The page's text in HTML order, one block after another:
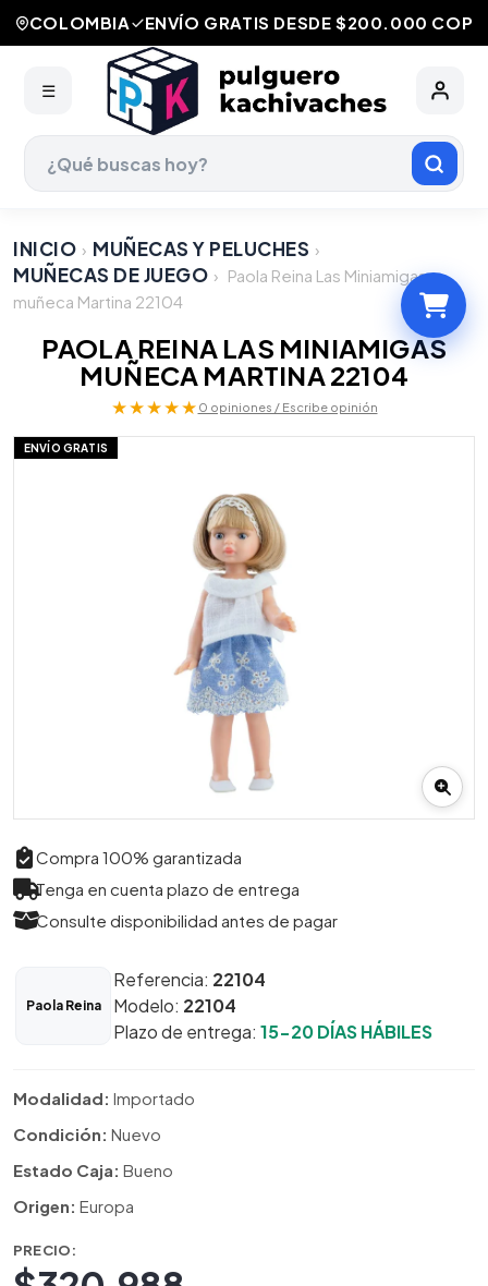
COLOMBIA ENVÍO GRATIS DESDE $200.000 COP
☰
INICIO › MUÑECAS Y PELUCHES ›
MUÑECAS DE JUEGO › Paola Reina Las Miniamigas
muñeca Martina 22104
PAOLA REINA LAS MINIAMIGAS
MUÑECA MARTINA 22104
★★★★★ 0 opiniones / Escribe opinión
ENVÍO GRATIS
Compra 100% garantizada
Tenga en cuenta plazo de entrega
Consulte disponibilidad antes de pagar
Paola Reina
Referencia: 22104
Modelo: 22104
Plazo de entrega: 15-20 DÍAS HÁBILES
Modalidad: Importado
Condición: Nuevo
Estado Caja: Bueno
Origen: Europa
PRECIO: